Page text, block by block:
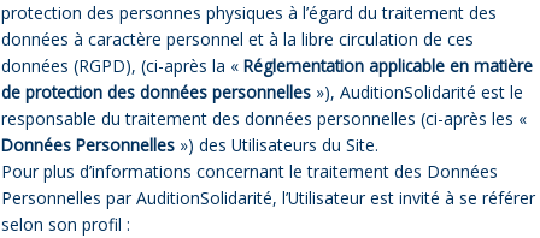
protection des personnes physiques à l’égard du traitement des
données à caractère personnel et à la libre circulation de ces
données (RGPD), (ci-après la «Réglementation applicable en matière
de protection des données personnelles »), AuditionSolidarité est le
responsable du traitement des données personnelles (ci-après les «
Données Personnelles ») des Utilisateurs du Site.
Pour plus d’informations concernant le traitement des Données
Personnelles par AuditionSolidarité, l’Utilisateur est invité à se référer
selon son profil :